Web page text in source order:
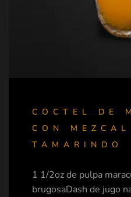
COCTEL DE
CON MEZCAL
TAMARINDO
1 1/2oz de pulpa
brugosaDash de jugo